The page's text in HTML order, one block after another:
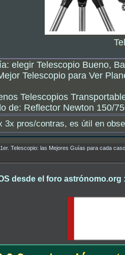
elegir Telescopio Bueno,
Telescopio para Ver
Telescopios
de: Reflector Newton 150/
3x pros/contras, es útil en
1er. Telescopio: las Mejores Guías para cada
desde el foro astrónomo.org